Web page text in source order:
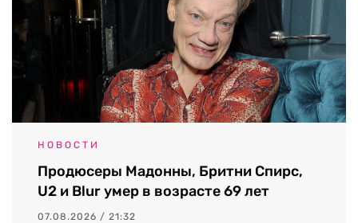
НОВОСТИ
Продюсеры Мадонны, Бритни Спирс,
U2 и Blur умер в возрасте 69 лет
07.08.2026 / 21:32